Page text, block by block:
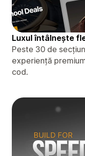
Luxul întâlnește
Peste 30 de
experiență
cod.